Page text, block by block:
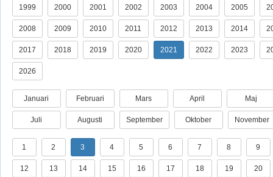
1999 2000 2001 2002 2003 2004 2005
2008 2009 2010 2011 2012 2013 2014
2017 2018 2019 2020 2021 2022 2023
2026
Januari Februari Mars April Maj
Juli Augusti September Oktober November
1 2 3 4 5 6 7 8 9
12 13 14 15 16 17 18 19 20